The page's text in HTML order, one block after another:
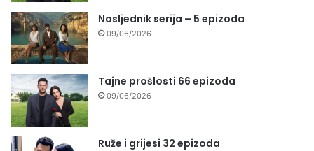
Nasljednik serija – 5 epizoda
09/06/2026
Tajne prošlosti 66 epizoda
09/06/2026
Ruže i grijesi 32 epizoda